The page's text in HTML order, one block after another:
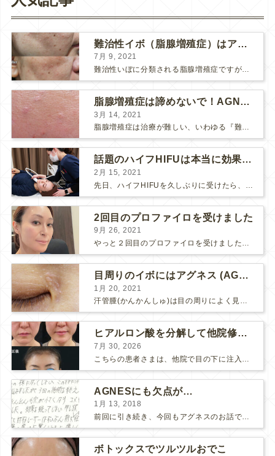
難治性イボ（脂腺増殖症）はアグネスAGNESが効果的です！
7月 9, 2021
難治性いぼに分類される脂腺増殖症ですが、脂腺増殖症はAGNESアグネスにとても良く反応して、きれいに治すことができます。 ↑ 脂腺増殖症をアグネスAGNESで３回治療した1ヶ月後の写真です。...
脂腺増殖症は諦めないで！AGNESアグネス治療でツルツル肌に！
3月 14, 2021
脂腺増殖症は治療が難しい、いわゆる『難治性イボ』です。 脂腺増殖症でググると、治療法として液体窒素、メスやパンチングによる外科的切除、炭酸ガスレーザーなどが出て来ますが、実際のところ、液体窒...
話題のハイフHIFUは本当に効果があるのか？
2月 15, 2021
2回目のプロファイロを受けました
9月 26, 2021
やっと２回目のプロファイロを受けました。 ↑ 写真はプロファイロ翌日です。 この距離の写真では凹凸は映らないですし、 実物も、首がよく見ると凹凸が残っている位で、 それも３日で...
目周りのイボにはアグネス (AGNES）が効く！（ほぼ）ノーダウンタイムのイボ治療
1月 20, 2021
汗管腫(かんかんしゅ)は目の周りによく見られるいぼです。 以前は炭酸ガスレーザーでイボ組織を削って（蒸散とかアブレーションと言います）治療していました。 汗管腫は治療しても再発しやすい難治...
ヒアルロン酸を分解して他院修正（目の下のチンダル現象とその補正）
7月 30, 2026
AGNESにも欠点が…
1月 13, 2018
前回に引き続き、今回もアグネスのお話です。 AGNESはとっても良い治療である一方、 欠点もいくつかありますので、そちらもお話ししておきますね。 AGNESの欠点 1. ダウンタイム A...
ボトックスでツルツルおでこ